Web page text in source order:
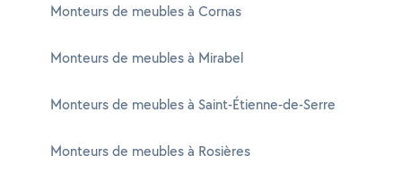
Monteurs de meubles à Cornas
Monteurs de meubles à Mirabel
Monteurs de meubles à Saint-Étienne-de-Serre
Monteurs de meubles à Rosières